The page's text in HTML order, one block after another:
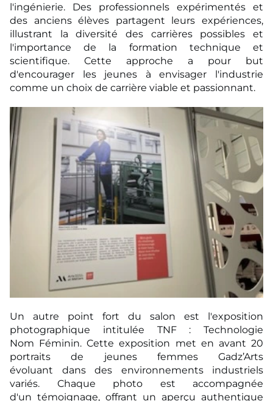
l'ingénierie. Des professionnels expérimentés et
des anciens élèves partagent leurs expériences,
illustrant la diversité des carrières possibles et
l'importance de la formation technique et
scientifique. Cette approche a pour but
d'encourager les jeunes à envisager l'industrie
comme un choix de carrière viable et passionnant.
Un autre point fort du salon est l'exposition
photographique intitulée TNF : Technologie
Nom Féminin. Cette exposition met en avant 20
portraits de jeunes femmes Gadz’Arts
évoluant dans des environnements industriels
variés. Chaque photo est accompagnée
d'un témoignage, offrant un aperçu authentique